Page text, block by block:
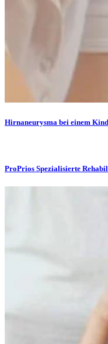
Hirnaneurysma bei einem
ProPrios Spezialisierte